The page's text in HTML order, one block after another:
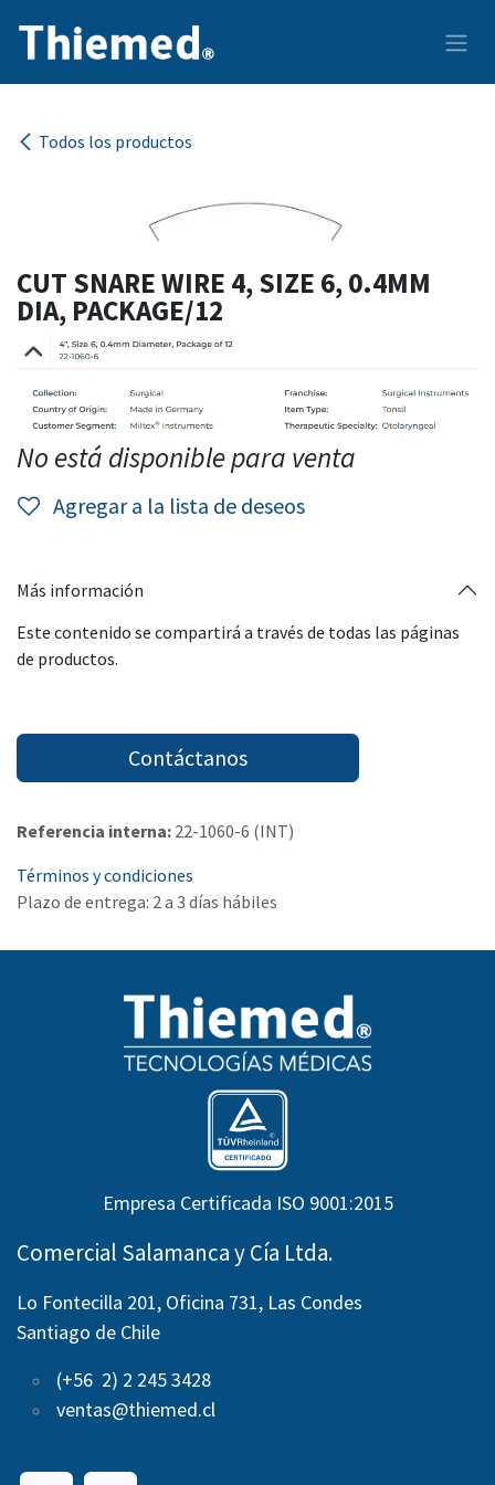
Todos los productos
CUT SNARE WIRE 4, SIZE 6, 0.4MM
DIA, PACKAGE/12
No está disponible para venta
Agregar a la lista de deseos
Más información
Este contenido se compartirá a través de todas las páginas
de productos.
Contáctanos
Referencia interna: 22-1060-6 (INT)
Términos y condiciones
Plazo de entrega: 2 a 3 días hábiles
Empresa Certificada ISO 9001:2015
Comercial Salamanca y Cía Ltda.
Lo Fontecilla 201, Oficina 731, Las Condes
Santiago de Chile
(+56 2) 2 245 3428
ventas@thiemed.cl